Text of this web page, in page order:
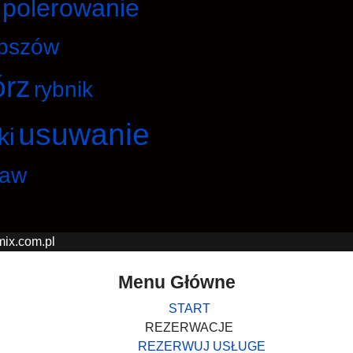
polerowanie
rybnik
usuwanie
Menu Główne
START
REZERWACJE
REZERWUJ USŁUGE